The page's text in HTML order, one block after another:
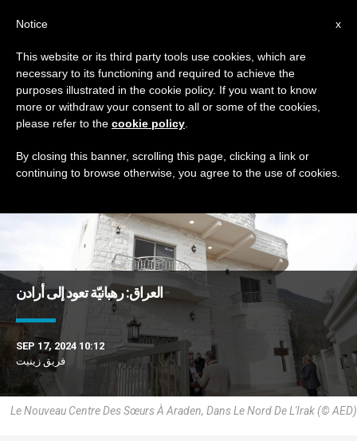
TAG
Posts Tagged ‘مركز’
DERNIÈRES NOUVELLES
العراق: رهبانيّة تعود إلى أرادن
SEP 17, 2024 10:12
فريق زينيت
Le Nouveau Centre Des Sœurs À Araden, Dans Le Nord De L'Irak (© AED)
x
Notice
This website or its third party tools use cookies, which are
necessary to its functioning and required to achieve the
purposes illustrated in the cookie policy. If you want to know
more or withdraw your consent to all or some of the cookies,
please refer to the cookie policy
By closing this banner, scrolling this page, clicking a link or
continuing to browse otherwise, you agree to the use of cookies.